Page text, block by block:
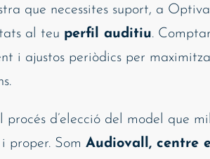
que necessites suport, a
al teu perfil auditiu.
i ajustos periòdics per
procés d’elecció del model que
proper. Som Audiovall, centre